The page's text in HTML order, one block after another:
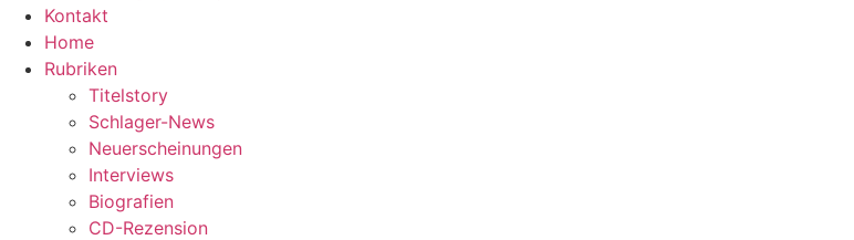
Kontakt
Home
Rubriken
Titelstory
Schlager-News
Neuerscheinungen
Interviews
Biografien
CD-Rezension